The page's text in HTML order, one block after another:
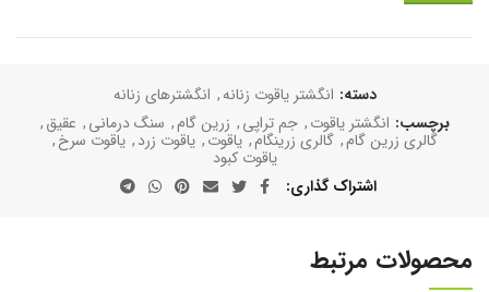
دسته: انگشتر یاقوت زنانه, انگشترهای زنانه
برچسب: انگشتر یاقوت, جم تراپی, زرین گام, سنگ درمانی, عقیق,
گالری زرین گام, گالری زرینگام, یاقوت, یاقوت زرد, یاقوت سرخ,
یاقوت کبود
اشتراک گذاری
محصولات مرتبط